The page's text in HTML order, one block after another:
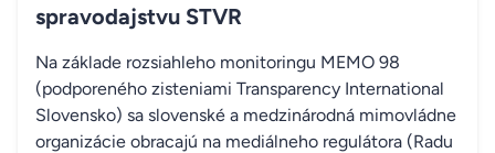
spravodajstvu STVR
Na základe rozsiahleho monitoringu MEMO 98
(podporeného zisteniami Transparency International
Slovensko) sa slovenské a medzinárodná mimovládne
organizácie obracajú na mediálneho regulátora (Radu